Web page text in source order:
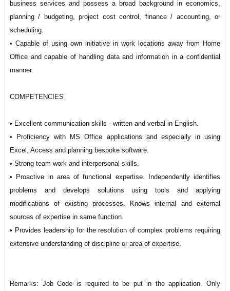
business services and possess a broad background in economics,
planning / budgeting, project cost control, finance / accounting, or
scheduling.
• Capable of using own initiative in work locations away from Home
Office and capable of handling data and information in a confidential
manner.
COMPETENCIES
• Excellent communication skills - written and verbal in English.
• Proficiency with MS Office applications and especially in using
Excel, Access and planning bespoke software.
• Strong team work and interpersonal skills.
• Proactive in area of functional expertise. Independently identifies
problems and develops solutions using tools and applying
modifications of existing processes. Knows internal and external
sources of expertise in same function.
• Provides leadership for the resolution of complex problems requiring
extensive understanding of discipline or area of expertise.
Remarks: Job Code is required to be put in the application. Only